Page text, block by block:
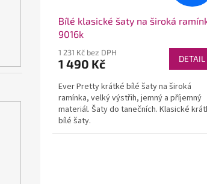
Bílé klasické šaty na široká
9016k
1 231 Kč bez DPH
1 490 Kč DETAIL
Ever Pretty krátké bílé šaty na široká
ramínka, velký výstřih, jemný a příjemný
materiál. Šaty do tanečních. Klasické
bílé šaty.